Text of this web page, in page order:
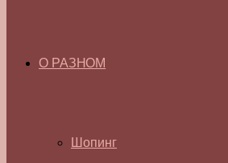
О РАЗНОМ
Шопинг